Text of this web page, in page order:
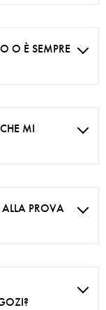
O È SEMPRE
MI
PROVA